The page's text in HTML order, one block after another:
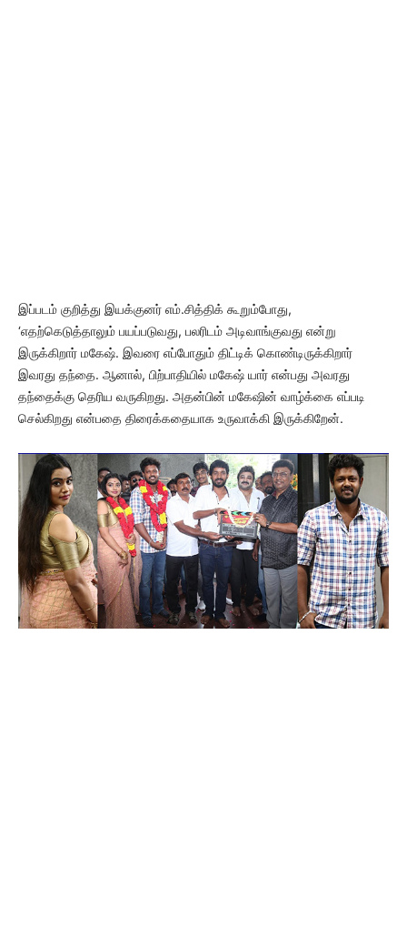
இப்படம் குறித்து இயக்குனர் எம்.சித்திக் கூறும்போது,
‘எதற்கெடுத்தாலும் பயப்படுவது, பலரிடம் அடிவாங்குவது என்று
இருக்கிறார் மகேஷ். இவரை எப்போதும் திட்டிக் கொண்டிருக்கிறார்
இவரது தந்தை. ஆனால், பிற்பாதியில் மகேஷ் யார் என்பது அவரது
தந்தைக்கு தெரிய வருகிறது. அதன்பின் மகேஷின் வாழ்க்கை எப்படி
செல்கிறது என்பதை திரைக்கதையாக உருவாக்கி இருக்கிறேன்.